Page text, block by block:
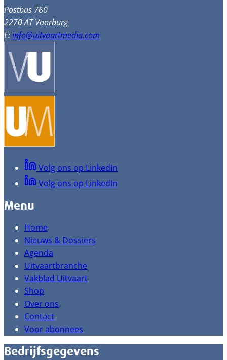
Postbus 760
2270 AT Voorburg
E:info@uitvaartmedia.com
Volg ons op LinkedIn
Volg ons op LinkedIn
Menu
Home
Nieuws & Dossiers
Agenda
Uitvaartbranche
Vakblad Uitvaart
Shop
Over ons
Contact
Voor abonnees
Bedrijfsgegevens